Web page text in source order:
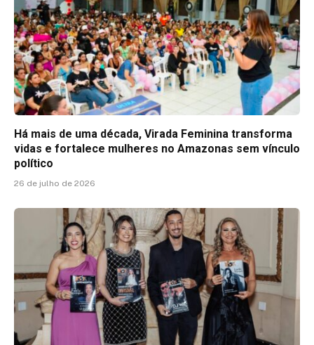
Há mais de uma década, Virada Feminina transforma
vidas e fortalece mulheres no Amazonas sem vínculo
político
26 de julho de 2026